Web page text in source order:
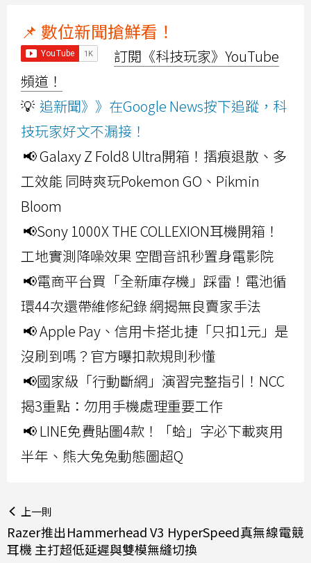
📌 數位新聞搶鮮看！
訂閱《科技玩家》YouTube
頻道！
💡 追新聞》》在Google News按下追蹤，科
技玩家好文不漏接！
📢 Galaxy Z Fold8 Ultra開箱！摺痕退散、多
工效能 同時爽玩Pokemon GO、Pikmin
Bloom
📢Sony 1000X THE COLLEXION耳機開箱！
工地實測降噪效果 空間音訊秒置身電影院
📢電商平台買「全新庫存機」踩雷！電池循
環44次還帶維修紀錄 網揭無良賣家手法
📢 Apple Pay、信用卡搭北捷「只扣1元」是
沒刷到嗎？官方曝扣款規則秒懂
📢國家級「行動斷網」演習完整指引！NCC
揭3重點：勿用手機處理重要工作
📢 LINE免費貼圖4款！「蛤」字必下載爽用
半年、熊大兔兔動態圖超Q
上一則
Razer推出Hammerhead V3 HyperSpeed真無線電競
耳機 主打超低延遲與雙模無縫切換